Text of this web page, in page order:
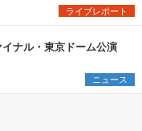
ライブレポート
ナル・東京ドーム公演
ニュース